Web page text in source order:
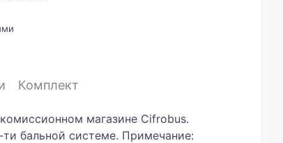
Комплект
магазине Cifrobus.
бальной системе. Примечание: